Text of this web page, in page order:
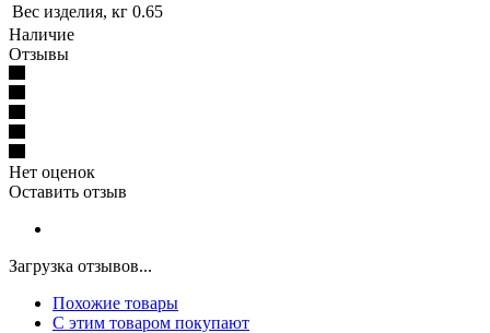
Вес изделия, кг 0.65
Наличие
Отзывы
Нет оценок
Оставить отзыв
Загрузка отзывов...
Похожие товары
С этим товаром покупают